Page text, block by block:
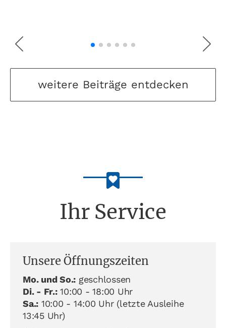
weitere Beiträge entdecken
Ihr Service
Unsere Öffnungszeiten
Mo. und So.: geschlossen
Di. - Fr.:10:00 - 18:00 Uhr
Sa.: 10:00 - 14:00 Uhr (letzte Ausleihe
13:45 Uhr)